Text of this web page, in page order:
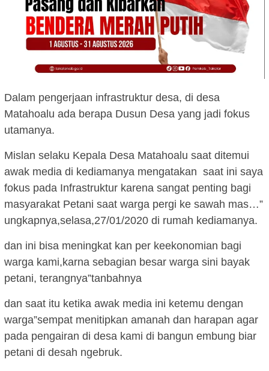
Dalam pengerjaan infrastruktur desa, di desa
Matahoalu ada berapa Dusun Desa yang jadi fokus
utamanya.
Mislan selaku Kepala Desa Matahoalu saat ditemui
awak media di kediamanya mengatakan saat ini saya
fokus pada Infrastruktur karena sangat penting bagi
masyarakat Petani saat warga pergi ke sawah mas…”
ungkapnya,selasa,27/01/2020 di rumah kediamanya.
dan ini bisa meningkat kan per keekonomian bagi
warga kami,karna sebagian besar warga sini bayak
petani, terangnya”tanbahnya
dan saat itu ketika awak media ini ketemu dengan
warga”sempat menitipkan amanah dan harapan agar
pada pengairan di desa kami di bangun embung biar
petani di desah ngebruk.